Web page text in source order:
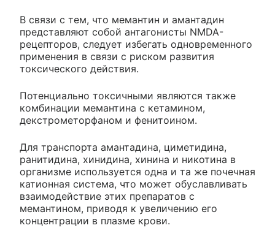
В связи с тем, что мемантин и амантадин
представляют собой антагонисты NMDA-
рецепторов, следует избегать одновременного
применения в связи с риском развития
токсического действия.
Потенциально токсичными являются также
комбинации мемантина с кетамином,
декстрометорфаном и фенитоином.
Для транспорта амантадина, циметидина,
ранитидина, хинидина, хинина и никотина в
организме используется одна и та же почечная
катионная система, что может обуславливать
взаимодействие этих препаратов с
мемантином, приводя к увеличению его
концентрации в плазме крови.